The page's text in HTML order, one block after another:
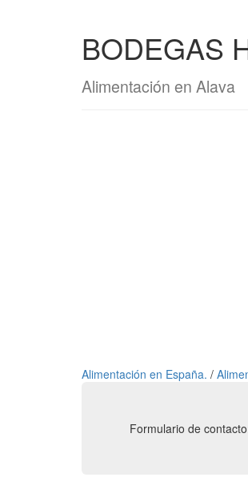
BODEGAS
Alimentación en Alava
Alimentación en España. /
Formulario de